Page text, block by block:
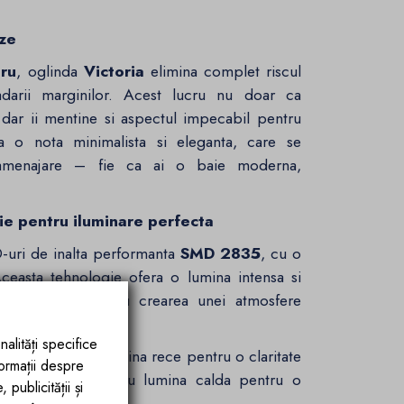
, oglinda Victoria elimina complet riscul
marginilor. Acest lucru nu doar ca
ii mentine si aspectul impecabil pentru
o nota minimalista si eleganta, care se
– fie ca ai o baie moderna,
pentru iluminare perfecta
de inalta performanta SMD 2835, cu o
tehnologie ofera o lumina intensa si
personala sau crearea unei atmosfere
: Alege intre lumina rece pentru o claritate
zilnice sau lumina calda pentru o
specifice
despre
publicității și